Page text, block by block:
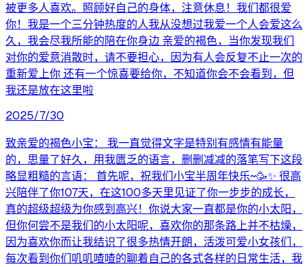
被更多人喜欢。照顾好自己的身体，注意休息！我们都很爱
你！我是一个三分钟热度的人我从没想过我爱一个人会爱这么
久，我会尽我所能的陪在你身边 亲爱的褐色，当你发现我们
对你的爱意消散时，请不要担心，因为有人会反复不止一次的
重新爱上你 还有一个惊喜要给你，不知道你会不会看到，但
我还是放在这里啦
2025/7/30
致亲爱的褐色小宝： 我一直觉得文字是特别有感情有能量
的，思量了好久，用我匮乏的语言，删删减减的落笔写下这段
略显粗糙的言语： 首先呢，祝我们小宝半周年快乐~🥳✨️ 很高
兴陪伴了你107天，在这100多天里见证了你一步步的成长，
真的超级超级为你感到高兴！你说大家一直都是你的小太阳，
但你何尝不是我们的小太阳呢，喜欢你的那条路上并不枯燥，
因为喜欢你而让我结识了很多热情开朗，活泼可爱小女孩们，
每次看到你们叽叽喳喳的聊着自己的各式各样的日常生活，我